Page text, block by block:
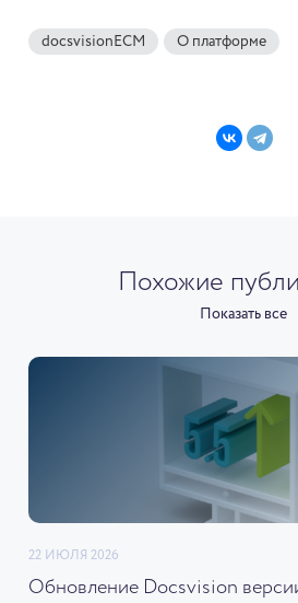
docsvisionECM О платформе
Похожие
Показать все
22 ИЮЛЯ 2026
Обновление Docsvision